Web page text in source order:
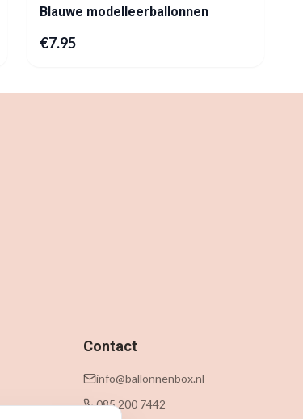
Blauwe modelleerballonnen
€7.95
Contact
info@ballonnenbox.nl
085 200 7442